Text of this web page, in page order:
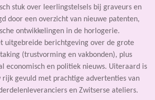
stuk over leerlingstelsels bij graveurs en
door een overzicht van nieuwe patenten,
ontwikkelingen in de horlogerie.
uitgebreide berichtgeving over de grote
(trustvorming en vakbonden), plus
economisch en politiek nieuws. Uiteraard is
rijk gevuld met prachtige advertenties van
en Zwitserse ateliers.